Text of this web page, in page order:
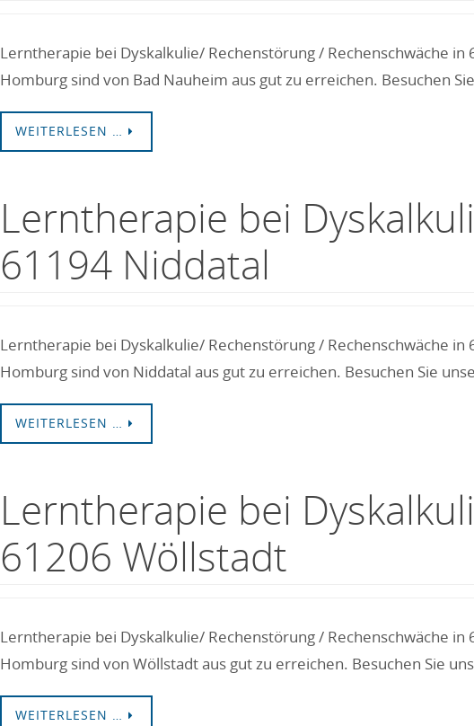
Lerntherapie bei Dyskalkulie/ Rechenstörung / Rechenschwäche
Homburg sind von Bad Nauheim aus gut zu erreichen. Besuchen
WEITERLESEN …
Lerntherapie bei
61194 Niddatal
Lerntherapie bei Dyskalkulie/ Rechenstörung / Rechenschwäche
Homburg sind von Niddatal aus gut zu erreichen. Besuchen Sie
WEITERLESEN …
Lerntherapie bei
61206 Wöllstadt
Lerntherapie bei Dyskalkulie/ Rechenstörung / Rechenschwäche
Homburg sind von Wöllstadt aus gut zu erreichen. Besuchen Sie
WEITERLESEN …